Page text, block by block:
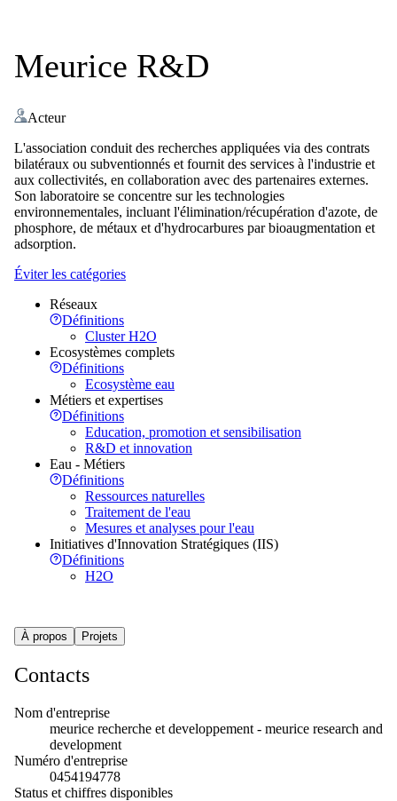
Meurice R&D
Acteur
L'association conduit des recherches appliquées via des contrats
bilatéraux ou subventionnés et fournit des services à l'industrie et
aux collectivités, en collaboration avec des partenaires externes.
Son laboratoire se concentre sur les technologies
environnementales, incluant l'élimination/récupération d'azote, de
phosphore, de métaux et d'hydrocarbures par bioaugmentation et
adsorption.
Éviter les catégories
Réseaux
Définitions
Cluster H2O
Ecosystèmes complets
Définitions
Ecosystème eau
Métiers et expertises
Définitions
Education, promotion et sensibilisation
R&D et innovation
Eau - Métiers
Définitions
Ressources naturelles
Traitement de l'eau
Mesures et analyses pour l'eau
Initiatives d'Innovation Stratégiques (IIS)
Définitions
H2O
À propos Projets
Contacts
Nom d'entreprise
meurice recherche et developpement - meurice research and
development
Numéro d'entreprise
0454194778
Status et chiffres disponibles